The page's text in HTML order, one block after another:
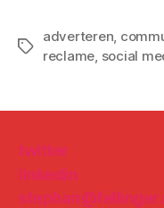
Tags
adverteren
reclame social
twitter
linkedin